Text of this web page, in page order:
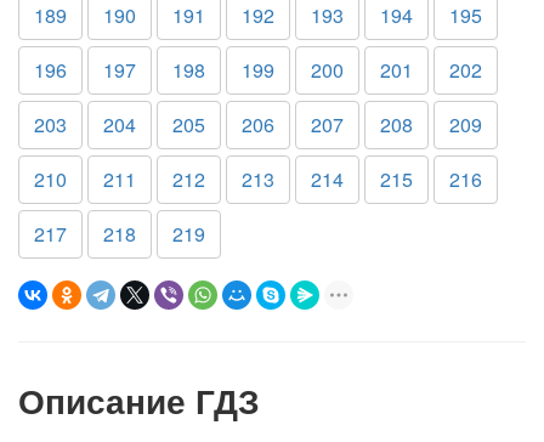
189
190 191 192 193 194
195
196
197 198 199 200 201
202
203
204 205 206 207 208
209
210
211 212 213 214 215
216
217
218 219
Описание ГДЗ